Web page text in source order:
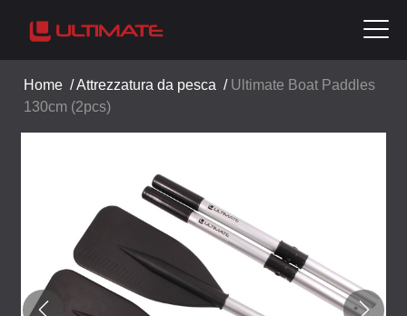
Home /Attrezzatura da pesca / Ultimate Boat Paddles
130cm (2pcs)